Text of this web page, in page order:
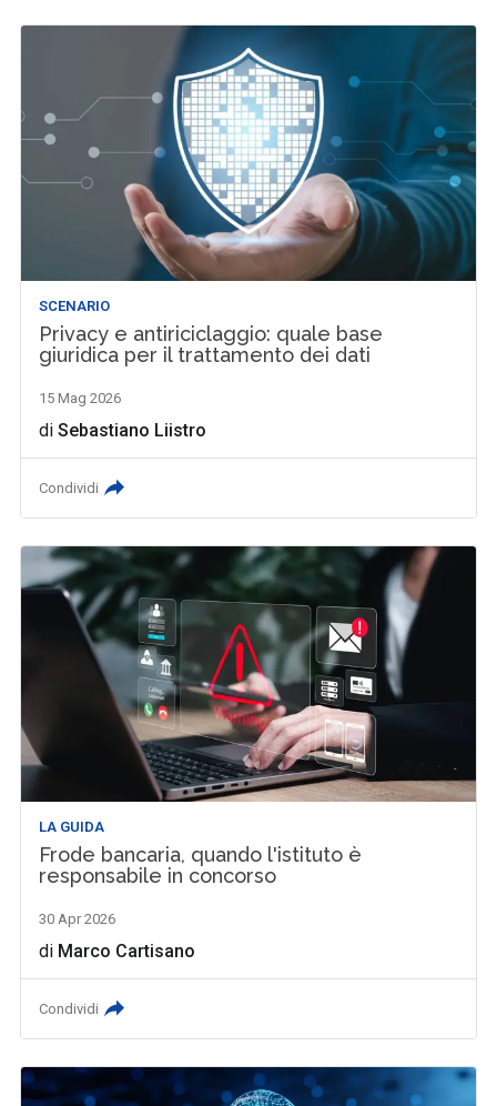
SCENARIO
Privacy e antiriciclaggio: quale base
giuridica per il trattamento dei dati
15 Mag 2026
diSebastiano Liistro
Condividi
LA GUIDA
Frode bancaria, quando l'istituto è
responsabile in concorso
30 Apr 2026
di Marco Cartisano
Condividi